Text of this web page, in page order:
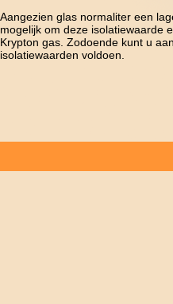
Aangezien glas normaliter een
mogelijk om deze isolatiewaarde
Krypton gas. Zodoende kunt u
isolatiewaarden voldoen.